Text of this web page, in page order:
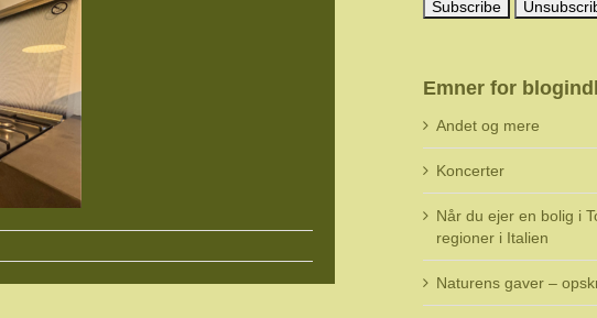
Emner for
Andet og mere
Koncerter
Når du ejer en bolig i
regioner i Italien
Naturens gaver –